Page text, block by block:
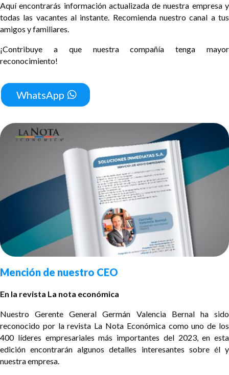
Aquí encontrarás información actualizada de nuestra empresa y
todas las vacantes al instante. Recomienda nuestro canal a tus
amigos y familiares.
¡Contribuye a que nuestra compañía tenga mayor
reconocimiento!
WhatsApp
Mención de nuestro CEO
En la revista La nota económica
Nuestro Gerente General Germán Valencia Bernal ha sido
reconocido por la revista La Nota Económica como uno de los
400 líderes empresariales más importantes del 2023, en esta
edición encontrarán algunos detalles interesantes sobre él y
nuestra empresa.